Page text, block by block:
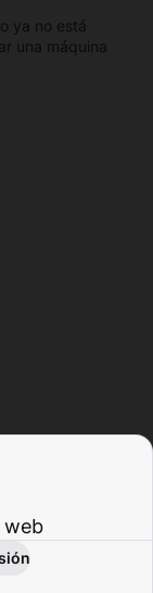
ya no está
una máquina
web